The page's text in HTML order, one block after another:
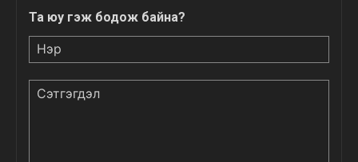
Та юу гэж бодож байна?